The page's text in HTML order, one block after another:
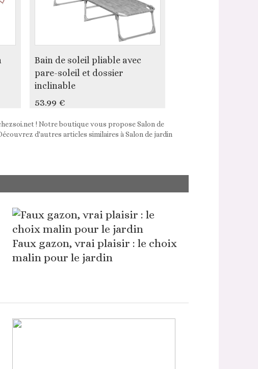
Bain de soleil pliable avec
pare-soleil et dossier
inclinable
53.99 €
! Notre boutique vous propose Salon de
d'autres articles similaires à Salon de jardin
Faux gazon, vrai plaisir : le choix
malin pour le jardin